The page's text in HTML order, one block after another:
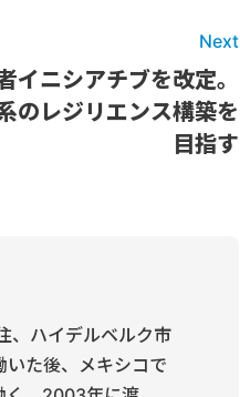
Next
イニシアチブを改定。
のレジリエンス構築を
目指す
、ハイデルベルク市
た後、メキシコで